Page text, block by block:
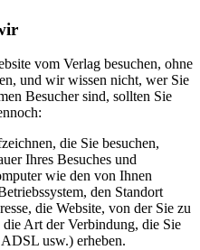
vom Verlag besuchen, ohne
und wir wissen nicht, wer Sie
Besucher sind, sollten Sie
die Sie besuchen,
Ihres Besuches und
wie den von Ihnen
den Standort
die Website, von der Sie zu
Art der Verbindung, die Sie
usw.) erheben.